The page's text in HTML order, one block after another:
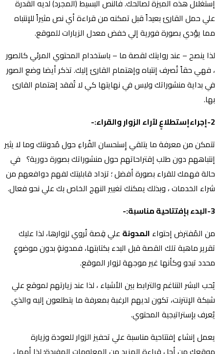
إستغلال هذه الميزة لصالحك. فالنص البسيط (المجرد) لديه القدرة
علي حمل القارئ بعيداً قبل تمكنه من قراءة أي نص مثيراً للإنتباه
مما يؤدي بصورة فورية إلي خفض معدل الزيارات للموقع.
لذا ينصح – عند روايتك لقصة ما – باستخدام المحتوي المرئي كالصور
، فهي حقاً تُصرف إنتباه وإهتمام القارئ إليك. تذكر أيضا وضع الصور
في بداية منشوراتك وليس في نهايتها كي لا تُفقد إهتمام القارئ
بها.
2-إجراءإستطلاعٍ لآراء الزوار والقراء:-
تتمكن من معرفة ما يتلقي إِستحسان القُراءِ حول مُدونتك وما لا يثير
إنتباههم دون طلب إقتراحاتهم حول منشوراتك بصورة دورية؟ في
حالة فهمك للقراء بصورة أفضل ؛ تزداد قابليتك لفهم دوافعهم من
شراء الخدمات ، وبذلك يمكنك تغيير النهج الخاص بك علي نحو فعال.
3-البدء بإفتتاحية مناسبة:-
من المُفترض إحتواء المدونة علي قِصة تُروي لزوارها، لذا عليك
تقرير ماهية تلك القصة قبل البدء بكتابتها، فمدونةٍ بدون موضوعٍ
محدد تبدو وكأنها غير موجهة لزوار الموقع.
يُحب البشر التناغم والترابط بين الأشياء ، لذا عند زيارتهم لموقع علي
شبكة الإنترنت، تكون لديهم الرغبة بمعرفة ما يتطلعون إليه والذي
يُعرف بإستراتيجية المحتوي.
يعمل إنشاءِ إفتتاحية مناسبة علي تحفيز الزوار للعودة وزيارة